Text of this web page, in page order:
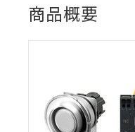
商品概要